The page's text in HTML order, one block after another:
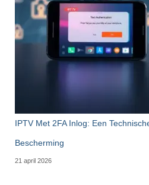
IPTV Met 2FA Inlog: Een
Bescherming
21 april 2026